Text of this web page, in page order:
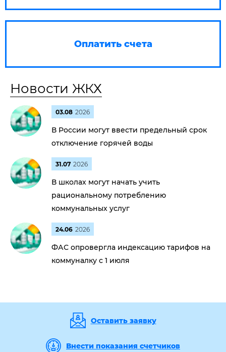
Оплатить счета
Новости ЖКХ
03.08 2026
В России могут ввести предельный срок
отключение горячей воды
31.07 2026
В школах могут начать учить
рациональному потреблению
коммунальных услуг
24.06 2026
ФАС опровергла индексацию тарифов на
коммуналку с 1 июля
Оставить заявку
Внести показания счетчиков